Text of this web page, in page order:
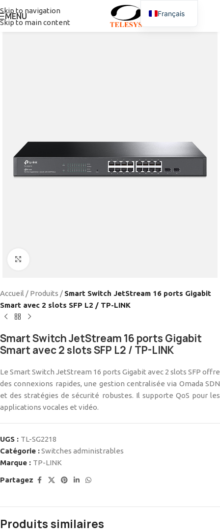
Skip to navigation
Skip to main content
MENU
Accueil / Produits / Smart Switch JetStream 16 ports Gigabit
Smart avec 2 slots SFP L2 / TP-LINK
Smart Switch JetStream 16 ports Gigabit
Smart avec 2 slots SFP L2 / TP-LINK
Le Smart Switch JetStream 16 ports Gigabit avec 2 slots SFP offre
des connexions rapides, une gestion centralisée via Omada SDN
et des stratégies de sécurité robustes. Il supporte QoS pour les
applications vocales et vidéo.
UGS : TL-SG2218
Catégorie :Switches administrables
Marque : TP-LINK
Partagez
Produits similaires
Français